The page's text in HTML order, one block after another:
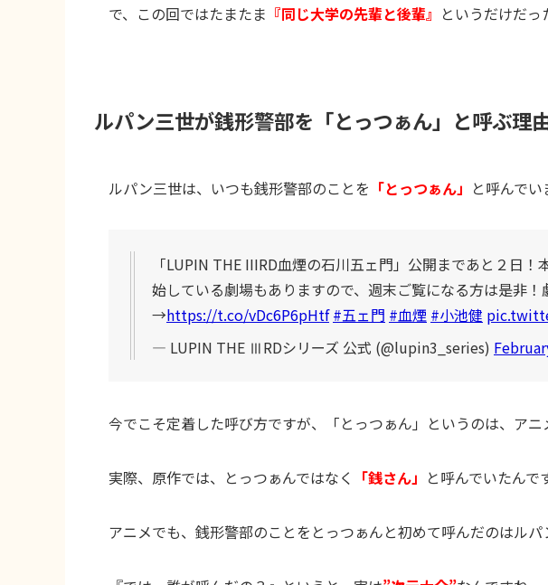
で、この回ではたまたま 『同じ大学の先輩と後輩』 というだけだっ
ルパン三世が銭形警部を「とっつぁん」と呼ぶ理
ルパン三世は、いつも銭形警部のことを 「とっつぁん」 と呼んでい
「LUPIN THE IIIRD血煙の石川五ェ門」公開まであと２日
始している劇場もありますので、週末ご覧になる方は是非
→https://t.co/vDc6P6pHtf #五ェ門 #血煙 #小池健
— LUPIN THE ⅢRDシリーズ 公式 (@lupin3_series)
今でこそ定着した呼び方ですが、「とっつぁん」というのは、アニ
実際、原作では、とっつぁんではなく 「銭さん」 と呼んでいたんで
アニメでも、銭形警部のことをとっつぁんと初めて呼んだのはルパ